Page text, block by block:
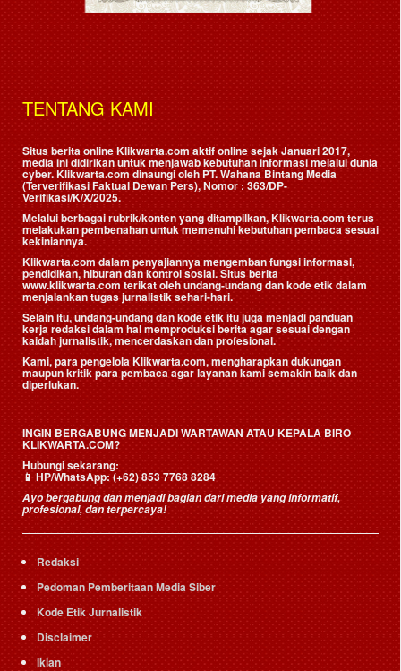
TENTANG KAMI
Situs berita online Klikwarta.com aktif online sejak Januari 2017,
media ini didirikan untuk menjawab kebutuhan informasi melalui dunia
cyber. Klikwarta.com dinaungi oleh PT. Wahana Bintang Media
(Terverifikasi Faktual Dewan Pers), Nomor : 363/DP-
Verifikasi/K/X/2025.
Melalui berbagai rubrik/konten yang ditampilkan, Klikwarta.com terus
melakukan pembenahan untuk memenuhi kebutuhan pembaca sesuai
kekiniannya.
Klikwarta.com dalam penyajiannya mengemban fungsi informasi,
pendidikan, hiburan dan kontrol sosial. Situs berita
www.klikwarta.com terikat oleh undang-undang dan kode etik dalam
menjalankan tugas jurnalistik sehari-hari.
Selain itu, undang-undang dan kode etik itu juga menjadi panduan
kerja redaksi dalam hal memproduksi berita agar sesuai dengan
kaidah jurnalistik, mencerdaskan dan profesional.
Kami, para pengelola Klikwarta.com, mengharapkan dukungan
maupun kritik para pembaca agar layanan kami semakin baik dan
diperlukan.
INGIN BERGABUNG MENJADI WARTAWAN ATAU KEPALA BIRO
KLIKWARTA.COM?
Hubungi sekarang:
📱HP/WhatsApp:(+62) 853 7768 8284
Ayo bergabung dan menjadi bagian dari media yang informatif,
profesional, dan terpercaya!
Redaksi
Pedoman Pemberitaan Media Siber
Kode Etik Jurnalistik
Disclaimer
Iklan